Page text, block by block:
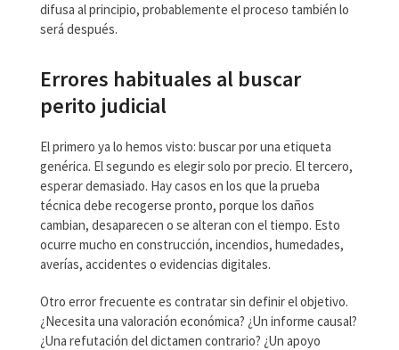
difusa al principio, probablemente el proceso también lo
será después.
Errores habituales al buscar
perito judicial
El primero ya lo hemos visto: buscar por una etiqueta
genérica. El segundo es elegir solo por precio. El tercero,
esperar demasiado. Hay casos en los que la prueba
técnica debe recogerse pronto, porque los daños
cambian, desaparecen o se alteran con el tiempo. Esto
ocurre mucho en construcción, incendios, humedades,
averías, accidentes o evidencias digitales.
Otro error frecuente es contratar sin definir el objetivo.
¿Necesita una valoración económica? ¿Un informe causal?
¿Una refutación del dictamen contrario? ¿Un apoyo